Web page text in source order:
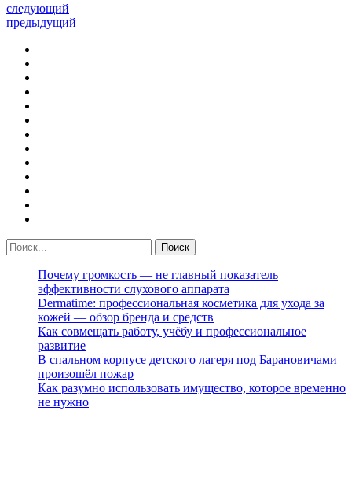
следующий
предыдущий
Почему громкость — не главный показатель
эффективности слухового аппарата
Dermatime: профессиональная косметика для ухода за
кожей — обзор бренда и средств
Как совмещать работу, учёбу и профессиональное
развитие
В спальном корпусе детского лагеря под Барановичами
произошёл пожар
Как разумно использовать имущество, которое временно
не нужно